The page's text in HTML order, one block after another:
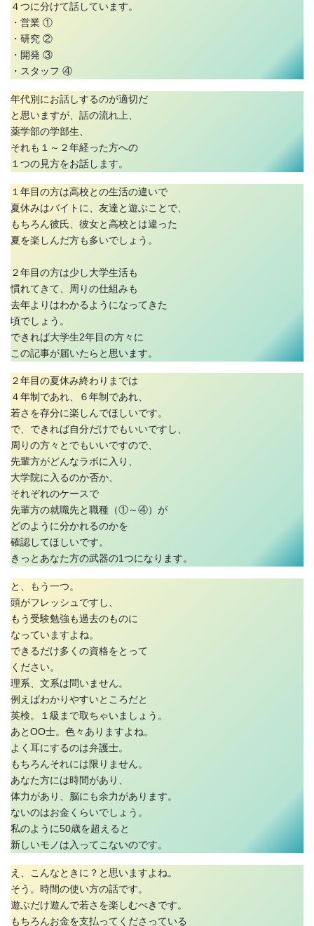
４つに分けて話しています。
・営業 ①
・研究 ②
・開発 ③
・スタッフ ④
年代別にお話しするのが適切だ
と思いますが、話の流れ上、
薬学部の学部生、
それも１～２年経った方への
１つの見方をお話します。
１年目の方は高校との生活の違いで
夏休みはバイトに、友達と遊ぶことで、
もちろん彼氏、彼女と高校とは違った
夏を楽しんだ方も多いでしょう。
２年目の方は少し大学生活も
慣れてきて、周りの仕組みも
去年よりはわかるようになってきた
頃でしょう。
できれば大学生2年目の方々に
この記事が届いたらと思います。
２年目の夏休み終わりまでは
４年制であれ、６年制であれ、
若さを存分に楽しんでほしいです。
で、できれば自分だけでもいいですし、
周りの方々とでもいいですので、
先輩方がどんなラボに入り、
大学院に入るのか否か、
それぞれのケースで
先輩方の就職先と職種（①～④）が
どのように分かれるのかを
確認してほしいです。
きっとあなた方の武器の1つになります。
と、もう一つ。
頭がフレッシュですし、
もう受験勉強も過去のものに
なっていますよね。
できるだけ多くの資格をとって
ください。
理系、文系は問いません。
例えばわかりやすいところだと
英検。１級まで取ちゃいましょう。
あとOO士。色々ありますよね。
よく耳にするのは弁護士。
もちろんそれには限りません。
あなた方には時間があり、
体力があり、脳にも余力があります。
ないのはお金くらいでしょう。
私のように50歳を超えると
新しいモノは入ってこないのです。
え、こんなときに？と思いますよね。
そう。時間の使い方の話です。
遊ぶだけ遊んで若さを楽しむべきです。
もちろんお金を支払ってくださっている